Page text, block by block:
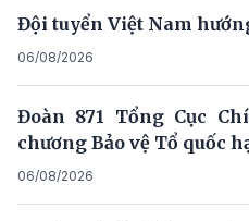
Đội tuyển Việt Nam
06/08/2026
Đoàn 871 Tổng Cục
chương Bảo vệ Tổ quốc
06/08/2026